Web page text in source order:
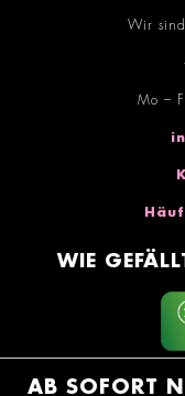
Wir
Mo –
WIE
AB SOFORT